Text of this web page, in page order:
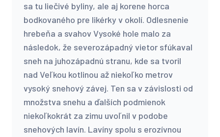
sa tu liečivé byliny, ale aj korene horca
bodkovaného pre likérky v okolí. Odlesnenie
hrebeňa a svahov Vysoké hole malo za
následok, že severozápadný vietor sfúkaval
sneh na juhozápadnú stranu, kde sa tvoril
nad Veľkou kotlinou až niekoľko metrov
vysoký snehový závej. Ten sa v závislosti od
množstva snehu a ďalších podmienok
niekoľkokrát za zimu uvoľnil v podobe
snehových lavín. Lavíny spolu s erozívnou